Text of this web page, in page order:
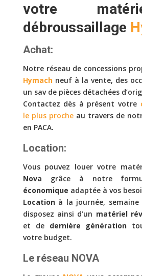
votre
débroussaillage
Achat:
Notre réseau de concessions
Hymach neuf à la vente, des
un sav de pièces détachées
Contactez dès à présent votre
le plus procheau travers de
en PACA.
Location:
Vous pouvez louer votre
Nova grâce à notre
économique adaptée à vos
Location à la journée,
disposez ainsi d’un matériel
et de dernière génération
votre budget.
Le réseau NOVA